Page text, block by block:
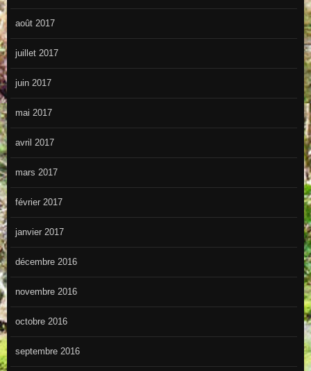
août 2017
juillet 2017
juin 2017
mai 2017
avril 2017
mars 2017
février 2017
janvier 2017
décembre 2016
novembre 2016
octobre 2016
septembre 2016